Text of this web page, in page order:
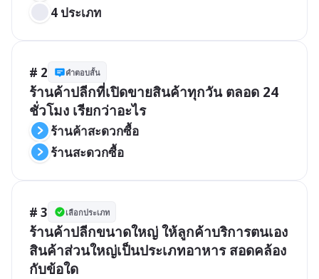
4 ประเภท
# 2 คำตอบสั้น
ร้านค้าปลีกที่เปิดขายสินค้าทุกวัน ตลอด 24
ชั่วโมง เรียกว่าอะไร
ร้านค้าสะดวกซื้อ
ร้านสะดวกซื้อ
# 3 เลือกประเภท
ร้านค้าปลีกขนาดใหญ่ ให้ลูกค้าบริการตนเอง
สินค้าส่วนใหญ่เป็นประเภทอาหาร สอดคล้อง
กับข้อใด